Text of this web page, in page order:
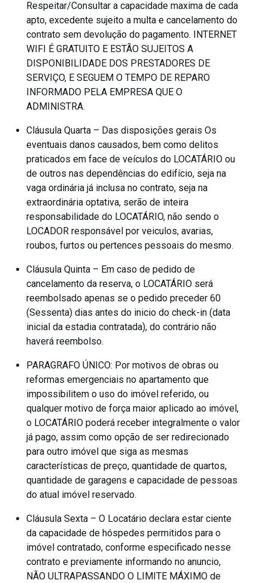
Respeitar/Consultar a capacidade maxima de cada
apto, excedente sujeito a multa e cancelamento do
contrato sem devolução do pagamento. INTERNET
WIFI É GRATUITO E ESTÃO SUJEITOS A
DISPONIBILIDADE DOS PRESTADORES DE
SERVIÇO, E SEGUEM O TEMPO DE REPARO
INFORMADO PELA EMPRESA QUE O
ADMINISTRA.
Cláusula Quarta – Das disposições gerais Os
eventuais danos causados, bem como delitos
praticados em face de veículos do LOCATÁRIO ou
de outros nas dependências do edifício, seja na
vaga ordinária já inclusa no contrato, seja na
extraordinária optativa, serão de inteira
responsabilidade do LOCATÁRIO, não sendo o
LOCADOR responsável por veiculos, avarias,
roubos, furtos ou pertences pessoais do mesmo.
Cláusula Quinta – Em caso de pedido de
cancelamento da reserva, o LOCATÁRIO será
reembolsado apenas se o pedido preceder 60
(Sessenta) dias antes do inicio do check-in (data
inicial da estadia contratada), do contrário não
haverá reembolso.
PARAGRAFO ÚNICO: Por motivos de obras ou
reformas emergenciais no apartamento que
impossibilitem o uso do imóvel referido, ou
qualquer motivo de força maior aplicado ao imóvel,
o LOCATÁRIO poderá receber integralmente o valor
já pago, assim como opção de ser redirecionado
para outro imóvel que siga as mesmas
características de preço, quantidade de quartos,
quantidade de garagens e capacidade de pessoas
do atual imóvel reservado.
Cláusula Sexta – O Locatário declara estar ciente
da capacidade de hóspedes permitidos para o
imóvel contratado, conforme especificado nesse
contrato e previamente informando no anuncio,
NÃO ULTRAPASSANDO O LIMITE MÁXIMO de